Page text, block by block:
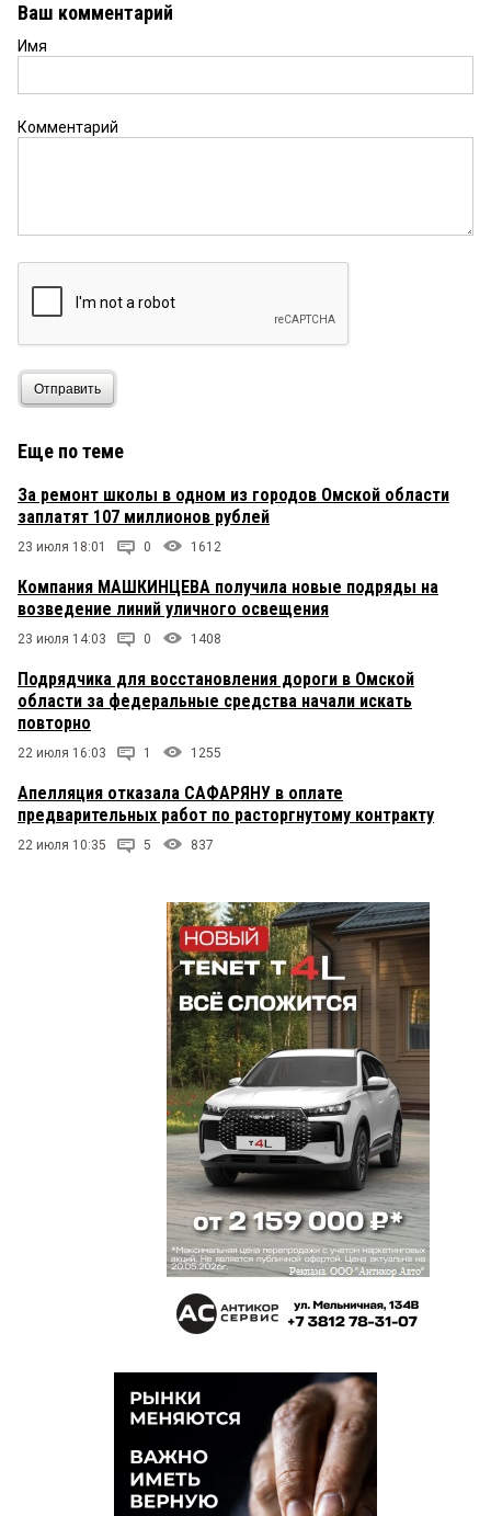
Ваш комментарий
Имя
Комментарий
Отправить
Еще по теме
За ремонт школы в одном из городов Омской области
заплатят 107 миллионов рублей
23 июля 18:01 0 1612
Компания МАШКИНЦЕВА получила новые подряды на
возведение линий уличного освещения
23 июля 14:03 0 1408
Подрядчика для восстановления дороги в Омской
области за федеральные средства начали искать
повторно
22 июля 16:03 1 1255
Апелляция отказала САФАРЯНУ в оплате
предварительных работ по расторгнутому контракту
22 июля 10:35 5 837